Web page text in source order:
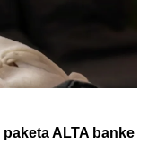
ALTA banke